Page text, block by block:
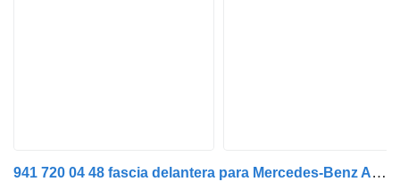
941 720 04 48 fascia delantera para Mercedes-Benz ACTROS camión